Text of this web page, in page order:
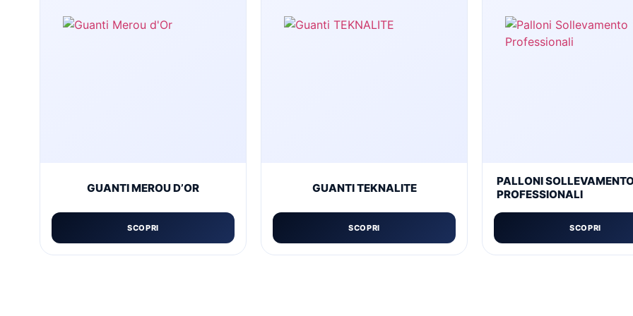
GUANTI MEROU D’OR
SCOPRI
GUANTI TEKNALITE
SCOPRI
PALLONI
PROFESSIONALI
SCOPRI